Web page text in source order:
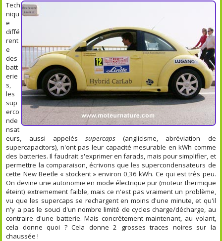
Tech
niqu
e
diffé
rent
e
des
batt
erie
s,
les
sup
erco
nde
nsat
eurs, aussi appelés supercaps (anglicisme, abréviation de
supercapacitors), n'ont pas leur capacité mesurable en kWh comme
des batteries. Il faudrait s'exprimer en farads, mais pour simplifier, et
permettre la comparaison, écrivons que les supercondensateurs de
cette New Beetle « stockent » environ 0,36 kWh. Ce qui est très peu.
On devine une autonomie en mode électrique pur (moteur thermique
éteint) extremement faible, mais ce n'est pas vraiment un problème,
vu que les supercaps se rechargent en moins d'une minute, et qu'il
n'y a pas le souci d'un nombre limité de cycles charge/décharge, au
contraire d'une batterie. Mais concrètement maintenant, au volant,
cela donne quoi ? Cela donne 2 grosses traces noires sur la
chaussée !